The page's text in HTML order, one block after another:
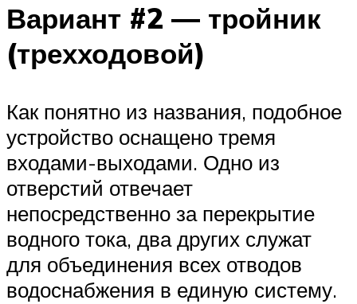
Вариант #2 — тройник
(трехходовой)
Как понятно из названия, подобное
устройство оснащено тремя
входами-выходами. Одно из
отверстий отвечает
непосредственно за перекрытие
водного тока, два других служат
для объединения всех отводов
водоснабжения в единую систему.